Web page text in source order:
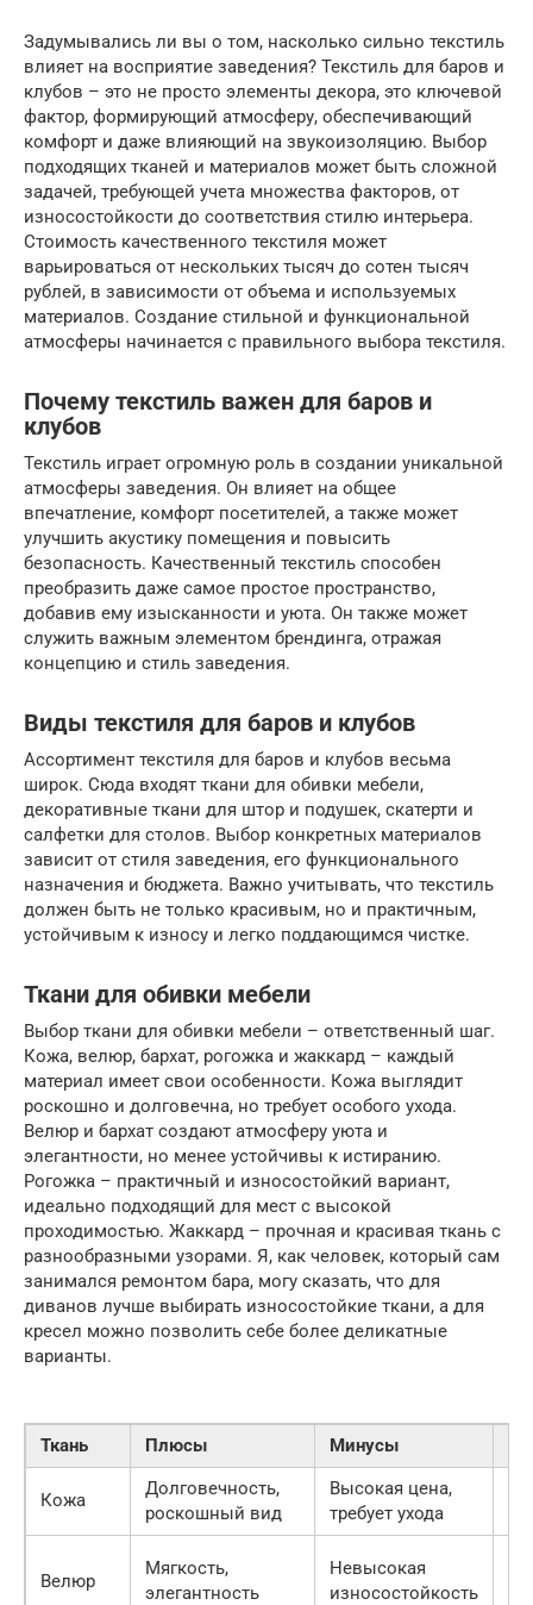
Задумывались ли вы о том, насколько сильно текстиль
влияет на восприятие заведения? Текстиль для баров и
клубов – это не просто элементы декора, это ключевой
фактор, формирующий атмосферу, обеспечивающий
комфорт и даже влияющий на звукоизоляцию. Выбор
подходящих тканей и материалов может быть сложной
задачей, требующей учета множества факторов, от
износостойкости до соответствия стилю интерьера.
Стоимость качественного текстиля может
варьироваться от нескольких тысяч до сотен тысяч
рублей, в зависимости от объема и используемых
материалов. Создание стильной и функциональной
атмосферы начинается с правильного выбора текстиля.
Почему текстиль важен для баров и
клубов
Текстиль играет огромную роль в создании уникальной
атмосферы заведения. Он влияет на общее
впечатление, комфорт посетителей, а также может
улучшить акустику помещения и повысить
безопасность. Качественный текстиль способен
преобразить даже самое простое пространство,
добавив ему изысканности и уюта. Он также может
служить важным элементом брендинга, отражая
концепцию и стиль заведения.
Виды текстиля для баров и клубов
Ассортимент текстиля для баров и клубов весьма
широк. Сюда входят ткани для обивки мебели,
декоративные ткани для штор и подушек, скатерти и
салфетки для столов. Выбор конкретных материалов
зависит от стиля заведения, его функционального
назначения и бюджета. Важно учитывать, что текстиль
должен быть не только красивым, но и практичным,
устойчивым к износу и легко поддающимся чистке.
Ткани для обивки мебели
Выбор ткани для обивки мебели – ответственный шаг.
Кожа, велюр, бархат, рогожка и жаккард – каждый
материал имеет свои особенности. Кожа выглядит
роскошно и долговечна, но требует особого ухода.
Велюр и бархат создают атмосферу уюта и
элегантности, но менее устойчивы к истиранию.
Рогожка – практичный и износостойкий вариант,
идеально подходящий для мест с высокой
проходимостью. Жаккард – прочная и красивая ткань с
разнообразными узорами. Я, как человек, который сам
занимался ремонтом бара, могу сказать, что для
диванов лучше выбирать износостойкие ткани, а для
кресел можно позволить себе более деликатные
варианты.
Ткань Плюсы Минусы
Кожа
Долговечность,
роскошный вид
Высокая цена,
требует ухода
Велюр
Мягкость,
элегантность
Невысокая
износостойкость